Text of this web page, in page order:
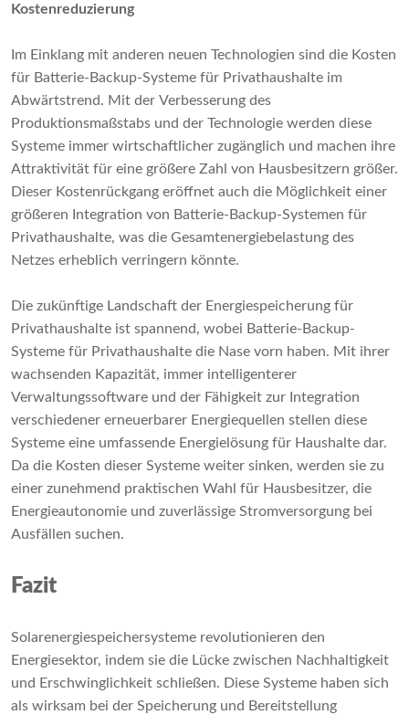
Kostenreduzierung
Im Einklang mit anderen neuen Technologien sind die Kosten
für Batterie-Backup-Systeme für Privathaushalte im
Abwärtstrend. Mit der Verbesserung des
Produktionsmaßstabs und der Technologie werden diese
Systeme immer wirtschaftlicher zugänglich und machen ihre
Attraktivität für eine größere Zahl von Hausbesitzern größer.
Dieser Kostenrückgang eröffnet auch die Möglichkeit einer
größeren Integration von Batterie-Backup-Systemen für
Privathaushalte, was die Gesamtenergiebelastung des
Netzes erheblich verringern könnte.
Die zukünftige Landschaft der Energiespeicherung für
Privathaushalte ist spannend, wobei Batterie-Backup-
Systeme für Privathaushalte die Nase vorn haben. Mit ihrer
wachsenden Kapazität, immer intelligenterer
Verwaltungssoftware und der Fähigkeit zur Integration
verschiedener erneuerbarer Energiequellen stellen diese
Systeme eine umfassende Energielösung für Haushalte dar.
Da die Kosten dieser Systeme weiter sinken, werden sie zu
einer zunehmend praktischen Wahl für Hausbesitzer, die
Energieautonomie und zuverlässige Stromversorgung bei
Ausfällen suchen.
Fazit
Solarenergiespeichersysteme revolutionieren den
Energiesektor, indem sie die Lücke zwischen Nachhaltigkeit
und Erschwinglichkeit schließen. Diese Systeme haben sich
als wirksam bei der Speicherung und Bereitstellung